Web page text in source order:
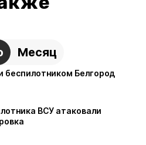
Месяц
беспилотником Белгород
ВСУ атаковали